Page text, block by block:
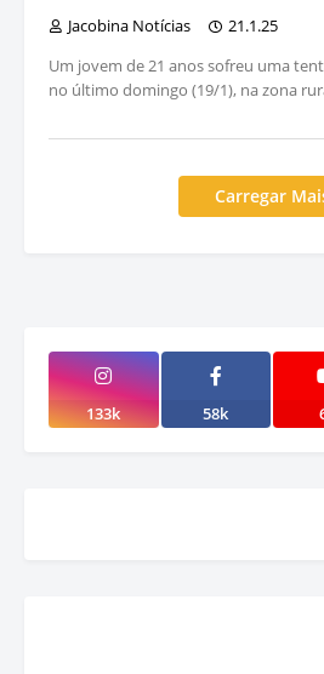
Jacobina Notícias
21.1.25
Um jovem de 21 anos sofreu uma
no último domingo (19/1), na zona
Carregar
133k 58k